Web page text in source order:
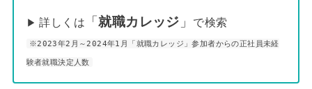
▶ 詳しくは 「就職カレッジ 」 で検索
※2023年2月～2024年1月「就職カレッジ」参加者からの正社員未経
験者就職決定人数